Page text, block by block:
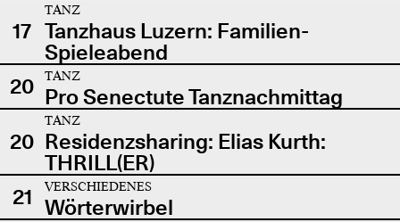
17
TANZ
Tanzhaus Luzern: Familien-
Spieleabend
20
TANZ
Pro Senectute Tanznachmittag
20
TANZ
Residenzsharing: Elias Kurth:
THRILL(ER)
21
VERSCHIEDENES
Wörterwirbel